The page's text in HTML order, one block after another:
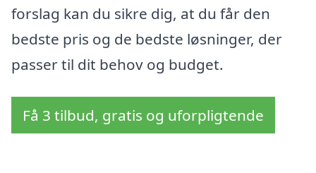
forslag kan du sikre dig, at du får den
bedste pris og de bedste løsninger, der
passer til dit behov og budget.
Få 3 tilbud, gratis og uforpligtende